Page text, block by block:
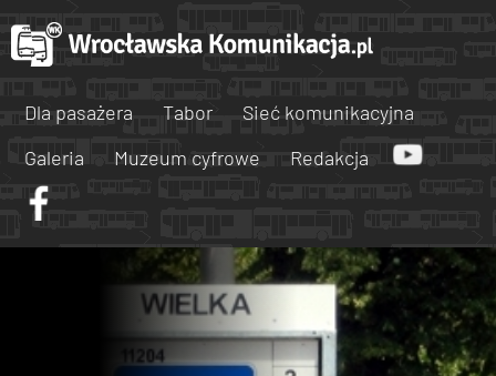
Dla pasażera Tabor
Sieć komunikacyjna
Galeria
Muzeum cyfrowe Redakcja